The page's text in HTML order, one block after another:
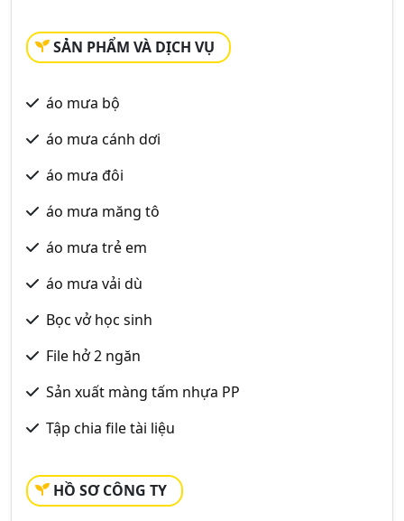
SẢN PHẨM VÀ DỊCH VỤ
áo mưa bộ
áo mưa cánh dơi
áo mưa đôi
áo mưa măng tô
áo mưa trẻ em
áo mưa vải dù
Bọc vở học sinh
File hở 2 ngăn
Sản xuất màng tấm nhựa PP
Tập chia file tài liệu
HỒ SƠ CÔNG TY